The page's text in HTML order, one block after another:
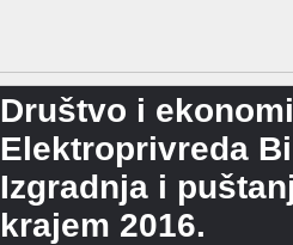
Društvo i
Elektroprivreda
Izgradnja i
krajem 2016.